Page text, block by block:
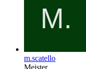
m.scatello
Meister